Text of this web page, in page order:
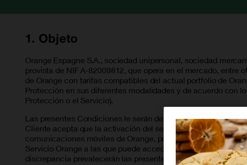
1. Objeto
Orange Espagne S.A., sociedad unipersonal, sociedad
provista de NIF A-82009812, que opera en el mercado, entre
de Orange con tarifas compatibles del actual portfolio de
Protección en sus diferentes modalidades y de acuerdo con
Protección o el Servicio).
Las presentes Condiciones le serán de aplicación desde el
Cliente acepta que la activación del servicio se produzca
comunicaciones móviles de Orange, por lo que en todo lo no
Servicio Orange a las que puede acceder en
discrepancia prevalecerán las presentes Condiciones del